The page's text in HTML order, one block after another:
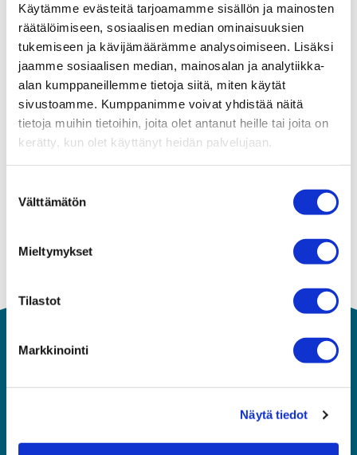
Käytämme evästeitä tarjoamamme sisällön ja mainosten
räätälöimiseen, sosiaalisen median ominaisuuksien
tukemiseen ja kävijämäärämme analysoimiseen. Lisäksi
jaamme sosiaalisen median, mainosalan ja analytiikka-
alan kumppaneillemme tietoja siitä, miten käytät
sivustoamme. Kumppanimme voivat yhdistää näitä
tietoja muihin tietoihin, joita olet antanut heille tai joita on
kerätty, kun olet käyttänyt heidän palvelujaan.
valinta
Välttämätön
Mieltymykset
Tilastot
Markkinointi
Näytä tiedot
Elina Niemi
Fysioterapeutti